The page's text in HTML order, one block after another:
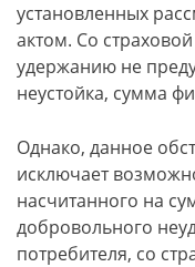
установленных
актом. Со
удержанию не
неустойка, сумма
Однако, данное
исключает
насчитанного на
добровольного
потребителя, со